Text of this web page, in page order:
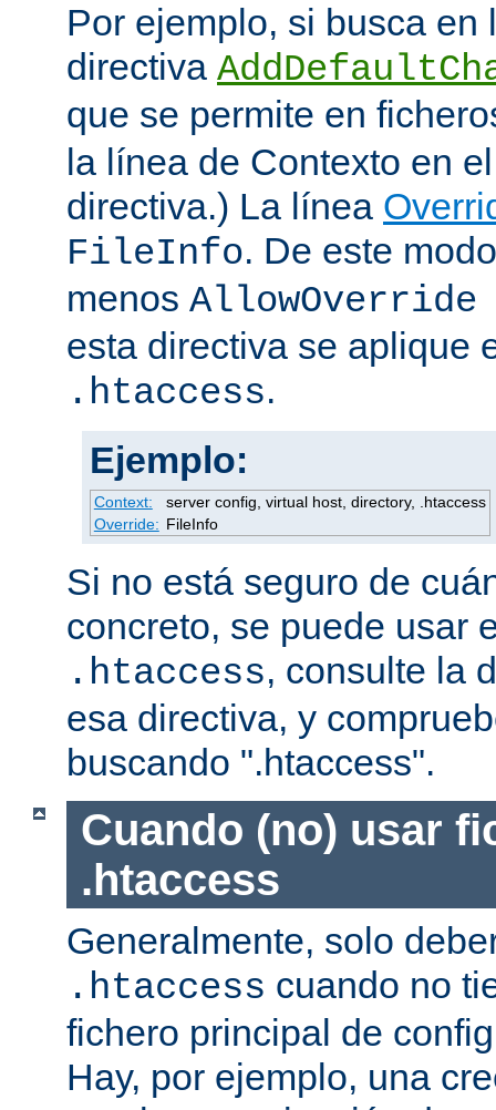
Por ejemplo, si busca en
directiva
que se permite en
la línea de Contexto en
directiva.) La línea
FileInfo. De este
menos
esta directiva se aplique
.htaccess.
Ejemplo:
Context:
server config, virtual host, directory, .htaccess
Override: FileInfo
Si no está seguro de
concreto, se puede usar
.htaccess, consulte la
esa directiva, y
buscando ".htaccess".
Cuando (no) usar
.htaccess
Generalmente, solo
.htaccess cuando no
fichero principal de
Hay, por ejemplo, una